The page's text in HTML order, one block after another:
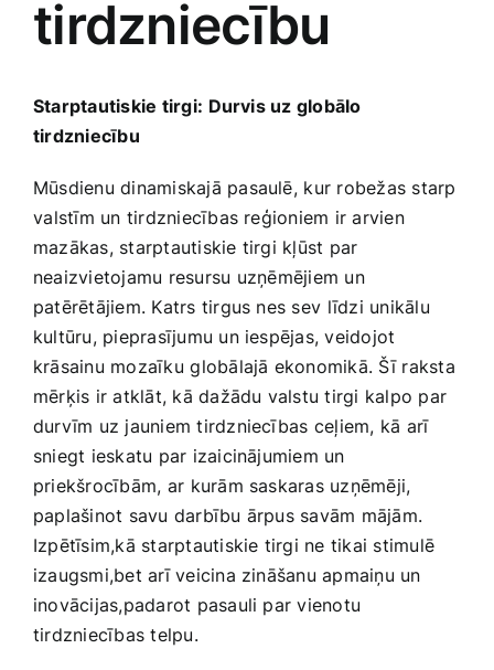
Medicīnas preces
Pārtikas preces
Preces birojam
Preces pieaugušajiem
Rotaļlietas, bērnu preces
Smaržas, kosmētika
Sports, tūrisms un atpūta
tirdzniecību
Starptautiskie tirgi:⁣ Durvis uz globālo
tirdzniecību
Mūsdienu dinamiskajā pasaulē,⁣ kur robežas starp
⁣valstīm un‍ tirdzniecības reģioniem ir arvien
mazākas, starptautiskie tirgi kļūst par
neaizvietojamu resursu⁤ uzņēmējiem un​
patērētājiem. Katrs tirgus nes sev⁣ līdzi unikālu
kultūru, pieprasījumu un iespējas, veidojot
krāsainu mozaīku ⁤globālajā ekonomikā. Šī ⁤raksta​
mērķis ir ​atklāt, kā dažādu valstu tirgi kalpo par
durvīm uz jauniem tirdzniecības ⁣ceļiem, kā⁢ arī
sniegt ieskatu par izaicinājumiem un
priekšrocībām, ar ⁣kurām saskaras uzņēmēji,
paplašinot savu darbību ārpus savām mājām.
Izpētīsim,kā starptautiskie tirgi ne‍ tikai stimulē
izaugsmi,bet arī veicina zināšanu‌ apmaiņu un
inovācijas,padarot pasauli ‌par vienotu
tirdzniecības telpu.